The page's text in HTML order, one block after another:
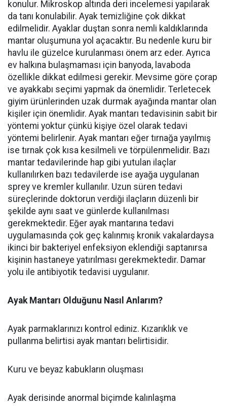
konulur. Mikroskop altında deri incelemesi yapılarak
da tanı konulabilir. Ayak temizliğine çok dikkat
edilmelidir. Ayaklar duştan sonra nemli kaldıklarında
mantar oluşumuna yol açacaktır. Bu nedenle kuru bir
havlu ile güzelce kurulanması önem arz eder. Ayrıca
ev halkına bulaşmaması için banyoda, lavaboda
özellikle dikkat edilmesi gerekir. Mevsime göre çorap
ve ayakkabı seçimi yapmak da önemlidir. Terletecek
giyim ürünlerinden uzak durmak ayağında mantar olan
kişiler için önemlidir. Ayak mantarı tedavisinin sabit bir
yöntemi yoktur çünkü kişiye özel olarak tedavi
yöntemi belirlenir. Ayak mantarı eğer tırnağa yayılmış
ise tırnak çok kısa kesilmeli ve törpülenmelidir. Bazı
mantar tedavilerinde hap gibi yutulan ilaçlar
kullanılırken bazı tedavilerde ise ayağa uygulanan
sprey ve kremler kullanılır. Uzun süren tedavi
süreçlerinde doktorun verdiği ilaçların düzenli bir
şekilde aynı saat ve günlerde kullanılması
gerekmektedir. Eğer ayak mantarına tedavi
uygulamasında çok geç kalınmış kronik vakalardaysa
ikinci bir bakteriyel enfeksiyon eklendiği saptanırsa
kişinin hastaneye yatırılması gerekmektedir. Damar
yolu ile antibiyotik tedavisi uygulanır.
Ayak Mantarı Olduğunu Nasıl Anlarım?
Ayak parmaklarınızı kontrol ediniz. Kızarıklık ve
pullanma belirtisi ayak mantarı belirtisidir.
Kuru ve beyaz kabukların oluşması
Ayak derisinde anormal biçimde kalınlaşma